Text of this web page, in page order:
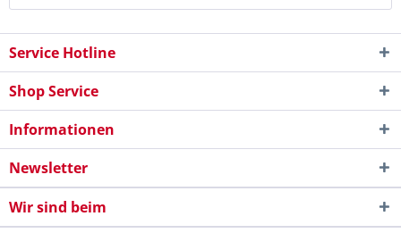
Service Hotline
Shop Service
Informationen
Newsletter
Wir sind beim